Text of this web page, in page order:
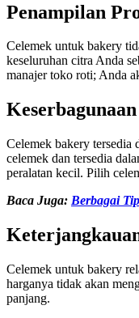
Penampilan
Celemek untuk bakery
keseluruhan citra Anda
manajer toko roti; Anda
Keserbagunaan
Celemek bakery tersedia
celemek dan tersedia
peralatan kecil. Pilih
Baca Juga: Berbagai
Celemek untuk bakery
harganya tidak akan
panjang.